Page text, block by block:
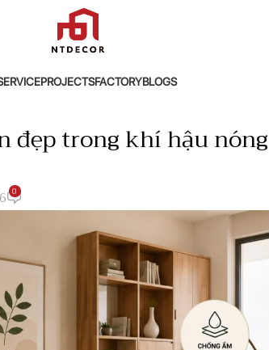
PROJECTSFACTORYBLOGS
đẹp trong khí hậu nóng
0